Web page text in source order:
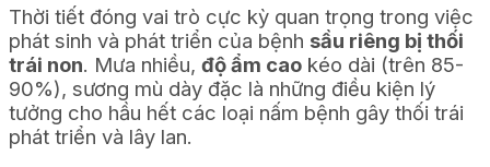
Thời tiết đóng vai trò cực kỳ quan trọng trong việc
phát sinh và phát triển của bệnh sầu riêng bị thối
trái non. Mưa nhiều, độ ẩm cao kéo dài (trên 85-
90%), sương mù dày đặc là những điều kiện lý
tưởng cho hầu hết các loại nấm bệnh gây thối trái
phát triển và lây lan.